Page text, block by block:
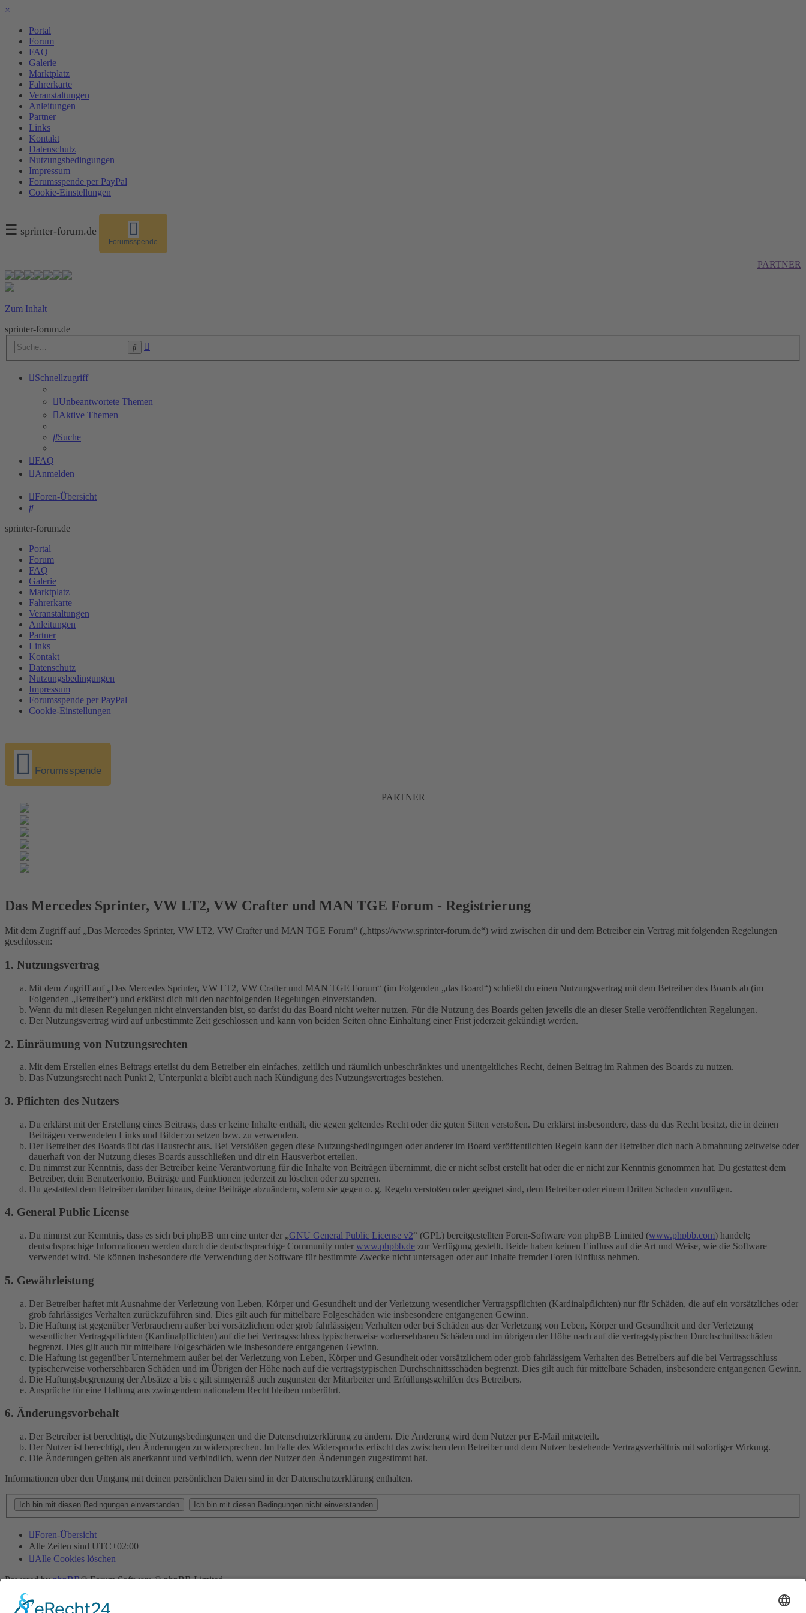
×
Portal
Forum
FAQ
Galerie
Marktplatz
Fahrerkarte
Veranstaltungen
Anleitungen
Partner
Links
Kontakt
Datenschutz
Nutzungsbedingungen
Impressum
Forumsspende per PayPal
Cookie-Einstellungen
☰ sprinter-forum.de
Forumsspende
PARTNER
Zum Inhalt
sprinter-forum.de
Suche
Schnellzugriff
Unbeantwortete Themen
Aktive Themen
Suche
FAQ
Anmelden
Foren-Übersicht
Suche
sprinter-forum.de
Portal
Forum
FAQ
Galerie
Marktplatz
Fahrerkarte
Veranstaltungen
Anleitungen
Partner
Links
Kontakt
Datenschutz
Nutzungsbedingungen
Impressum
Forumsspende per PayPal
Cookie-Einstellungen
Forumsspende
PARTNER
Das Mercedes Sprinter, VW LT2, VW Crafter und MAN TGE Forum - Registrierung
Mit dem Zugriff auf „Das Mercedes Sprinter, VW LT2, VW Crafter und MAN TGE Forum“ („https://www.sprinter-forum.de“) wird zwischen dir und dem Betreiber ein Vertrag mit folgenden Regelungen
geschlossen:
1. Nutzungsvertrag
Mit dem Zugriff auf „Das Mercedes Sprinter, VW LT2, VW Crafter und MAN TGE Forum“ (im Folgenden „das Board“) schließt du einen Nutzungsvertrag mit dem Betreiber des Boards ab (im
Folgenden „Betreiber“) und erklärst dich mit den nachfolgenden Regelungen einverstanden.
Wenn du mit diesen Regelungen nicht einverstanden bist, so darfst du das Board nicht weiter nutzen. Für die Nutzung des Boards gelten jeweils die an dieser Stelle veröffentlichten Regelungen.
Der Nutzungsvertrag wird auf unbestimmte Zeit geschlossen und kann von beiden Seiten ohne Einhaltung einer Frist jederzeit gekündigt werden.
2. Einräumung von Nutzungsrechten
Mit dem Erstellen eines Beitrags erteilst du dem Betreiber ein einfaches, zeitlich und räumlich unbeschränktes und unentgeltliches Recht, deinen Beitrag im Rahmen des Boards zu nutzen.
Das Nutzungsrecht nach Punkt 2, Unterpunkt a bleibt auch nach Kündigung des Nutzungsvertrages bestehen.
3. Pflichten des Nutzers
Du erklärst mit der Erstellung eines Beitrags, dass er keine Inhalte enthält, die gegen geltendes Recht oder die guten Sitten verstoßen. Du erklärst insbesondere, dass du das Recht besitzt, die in deinen
Beiträgen verwendeten Links und Bilder zu setzen bzw. zu verwenden.
Der Betreiber des Boards übt das Hausrecht aus. Bei Verstößen gegen diese Nutzungsbedingungen oder anderer im Board veröffentlichten Regeln kann der Betreiber dich nach Abmahnung zeitweise oder
dauerhaft von der Nutzung dieses Boards ausschließen und dir ein Hausverbot erteilen.
Du nimmst zur Kenntnis, dass der Betreiber keine Verantwortung für die Inhalte von Beiträgen übernimmt, die er nicht selbst erstellt hat oder die er nicht zur Kenntnis genommen hat. Du gestattest dem
Betreiber, dein Benutzerkonto, Beiträge und Funktionen jederzeit zu löschen oder zu sperren.
Du gestattest dem Betreiber darüber hinaus, deine Beiträge abzuändern, sofern sie gegen o. g. Regeln verstoßen oder geeignet sind, dem Betreiber oder einem Dritten Schaden zuzufügen.
4. General Public License
Du nimmst zur Kenntnis, dass es sich bei phpBB um eine unter der „GNU General Public License v2“ (GPL) bereitgestellten Foren-Software von phpBB Limited (www.phpbb.com) handelt;
deutschsprachige Informationen werden durch die deutschsprachige Community unter www.phpbb.de zur Verfügung gestellt. Beide haben keinen Einfluss auf die Art und Weise, wie die Software
verwendet wird. Sie können insbesondere die Verwendung der Software für bestimmte Zwecke nicht untersagen oder auf Inhalte fremder Foren Einfluss nehmen.
5. Gewährleistung
Der Betreiber haftet mit Ausnahme der Verletzung von Leben, Körper und Gesundheit und der Verletzung wesentlicher Vertragspflichten (Kardinalpflichten) nur für Schäden, die auf ein vorsätzliches oder
grob fahrlässiges Verhalten zurückzuführen sind. Dies gilt auch für mittelbare Folgeschäden wie insbesondere entgangenen Gewinn.
Die Haftung ist gegenüber Verbrauchern außer bei vorsätzlichem oder grob fahrlässigem Verhalten oder bei Schäden aus der Verletzung von Leben, Körper und Gesundheit und der Verletzung
wesentlicher Vertragspflichten (Kardinalpflichten) auf die bei Vertragsschluss typischerweise vorhersehbaren Schäden und im übrigen der Höhe nach auf die vertragstypischen Durchschnittsschäden
begrenzt. Dies gilt auch für mittelbare Folgeschäden wie insbesondere entgangenen Gewinn.
Die Haftung ist gegenüber Unternehmern außer bei der Verletzung von Leben, Körper und Gesundheit oder vorsätzlichem oder grob fahrlässigem Verhalten des Betreibers auf die bei Vertragsschluss
typischerweise vorhersehbaren Schäden und im Übrigen der Höhe nach auf die vertragstypischen Durchschnittsschäden begrenzt. Dies gilt auch für mittelbare Schäden, insbesondere entgangenen Gewinn.
Die Haftungsbegrenzung der Absätze a bis c gilt sinngemäß auch zugunsten der Mitarbeiter und Erfüllungsgehilfen des Betreibers.
Ansprüche für eine Haftung aus zwingendem nationalem Recht bleiben unberührt.
6. Änderungsvorbehalt
Der Betreiber ist berechtigt, die Nutzungsbedingungen und die Datenschutzerklärung zu ändern. Die Änderung wird dem Nutzer per E-Mail mitgeteilt.
Der Nutzer ist berechtigt, den Änderungen zu widersprechen. Im Falle des Widerspruchs erlischt das zwischen dem Betreiber und dem Nutzer bestehende Vertragsverhältnis mit sofortiger Wirkung.
Die Änderungen gelten als anerkannt und verbindlich, wenn der Nutzer den Änderungen zugestimmt hat.
Informationen über den Umgang mit deinen persönlichen Daten sind in der Datenschutzerklärung enthalten.
Foren-Übersicht
Alle Zeiten sind UTC+02:00
Alle Cookies löschen
Powered byphpBB® Forum Software © phpBB Limited
Deutsche Übersetzung durch